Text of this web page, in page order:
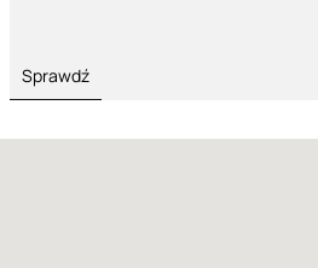
Sprawdź